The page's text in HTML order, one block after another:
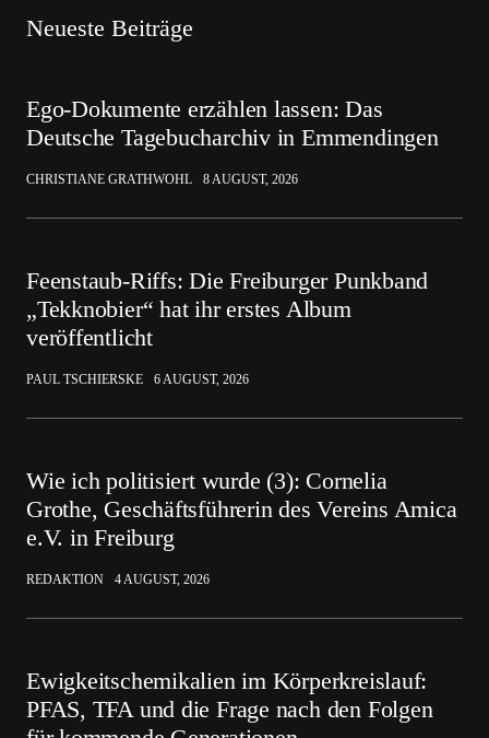
Neueste Beiträge
Ego-Dokumente erzählen lassen: Das
Deutsche Tagebucharchiv in Emmendingen
CHRISTIANE GRATHWOHL 8 AUGUST, 2026
Feenstaub-Riffs: Die Freiburger Punkband
„Tekknobier“ hat ihr erstes Album
veröffentlicht
PAUL TSCHIERSKE 6 AUGUST, 2026
Wie ich politisiert wurde (3): Cornelia
Grothe, Geschäftsführerin des Vereins Amica
e.V. in Freiburg
REDAKTION 4 AUGUST, 2026
Ewigkeitschemikalien im Körperkreislauf:
PFAS, TFA und die Frage nach den Folgen